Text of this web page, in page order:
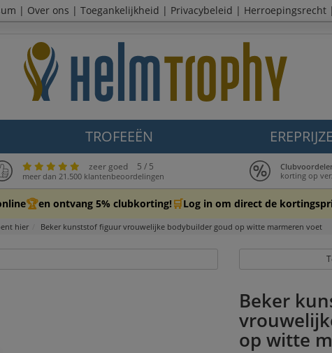
| Over ons | Toegankelijkheid | Privacybeleid | Herroepingsrecht |
TROFEEËN
zeer goed 5 / 5
meer dan 21.500 klantenbeoordelingen
korting op
🏆en ontvang 5% clubkorting! 🛒Log in om direct de
hier Beker kunststof figuur vrouwelijke bodybuilder goud op witte marmeren voet
Beker
op witte